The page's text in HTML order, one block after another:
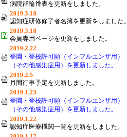
病院群輪番表を更新をしました。
2019.3.18
認知症研修修了者名簿を更新をしました。
2019.3.18
会員専用ページを更新をしました。
2019.2.22
登園・登校許可願（インフルエンザ用）
（その他感染症用）を更新しました。
2019.2.5
月間行事予定を更新しました。
2019.1.23
登園・登校許可願（インフルエンザ用）
（その他感染症用）を更新しました。
2019.1.22
認知症医療機関一覧を更新をしました。